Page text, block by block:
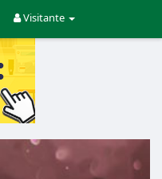
Visitante